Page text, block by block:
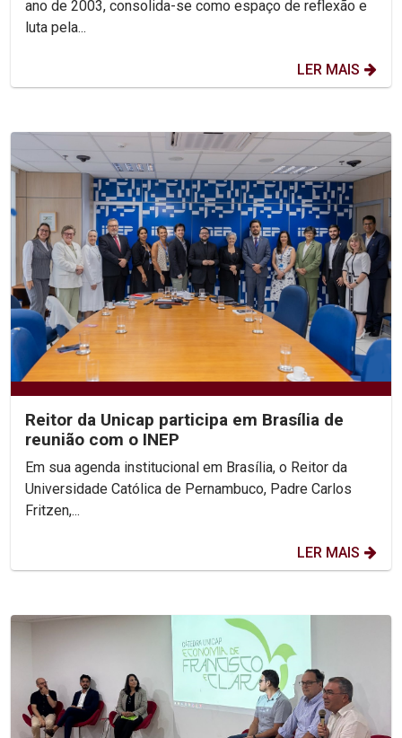
ano de 2003, consolida-se como espaço de reflexão e
luta pela...
LER MAIS
Reitor da Unicap participa em Brasília de
reunião com o INEP
Em sua agenda institucional em Brasília, o Reitor da
Universidade Católica de Pernambuco, Padre Carlos
Fritzen,...
LER MAIS